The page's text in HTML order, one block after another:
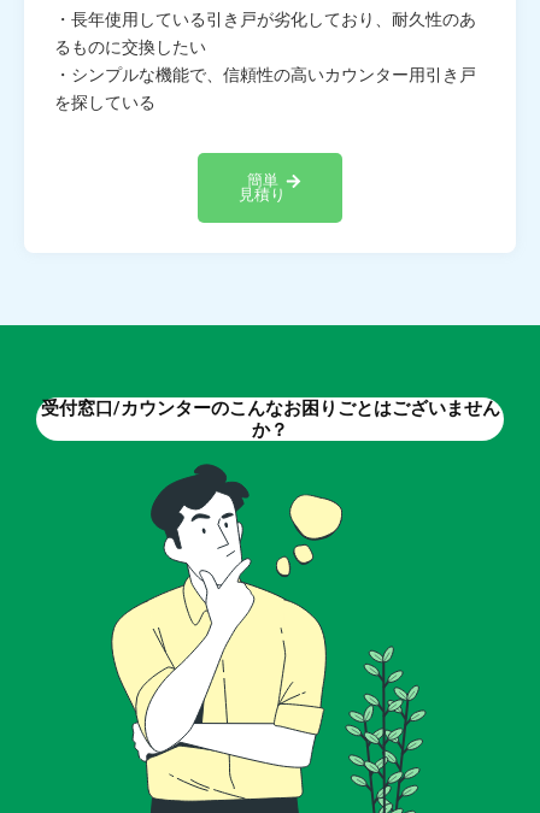
・長年使用している引き戸が劣化しており、耐久性のあ
るものに交換したい
・シンプルな機能で、信頼性の高いカウンター用引き戸
を探している
簡単
見積り
受付窓口/カウンターのこんなお困りごとはございません
か？